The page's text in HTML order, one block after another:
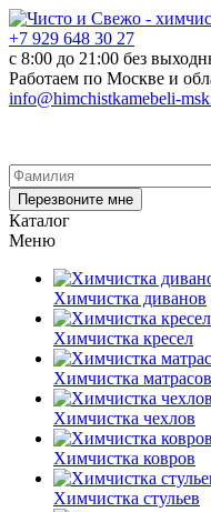
+7 929 648 30 27
с 8:00 до 21:00 без
Работаем по Москве и
info@himchistkamebeli-
Перезвоните мне
Каталог
Меню
Химчистка диванов
Химчистка кресел
Химчистка матрасов
Химчистка чехлов
Химчистка ковров
Химчистка стульев